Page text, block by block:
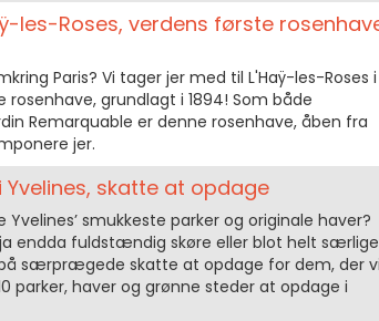
les-Roses, verdens første
Paris? Vi tager jer med til L'Haÿ-les-Roses i
grundlagt i 1894! Som både
Remarquable er denne rosenhave, åben fra
jer.
skatte at opdage
smukkeste parker og originale haver?
endda fuldstændig skøre eller blot helt
særprægede skatte at opdage for dem, der
haver og grønne steder at opdage i